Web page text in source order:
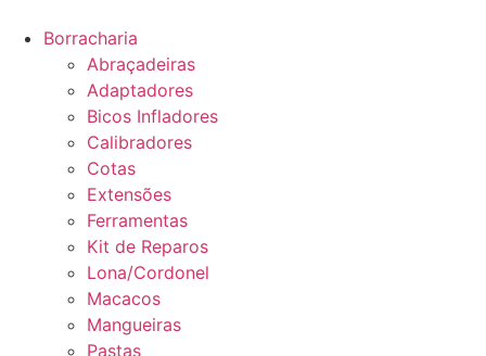
Borracharia
Abraçadeiras
Adaptadores
Bicos Infladores
Calibradores
Cotas
Extensões
Ferramentas
Kit de Reparos
Lona/Cordonel
Macacos
Mangueiras
Pastas